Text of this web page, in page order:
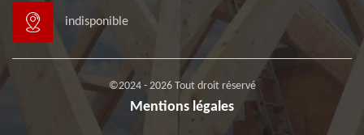
indisponible
©2024 - 2026 Tout droit réservé
Mentions légales